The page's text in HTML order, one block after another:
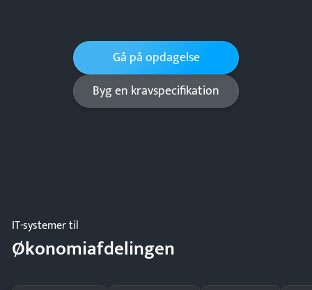
Gå på opdagelse
Byg en kravspecifikation
IT-systemer til
Økonomiafdelingen